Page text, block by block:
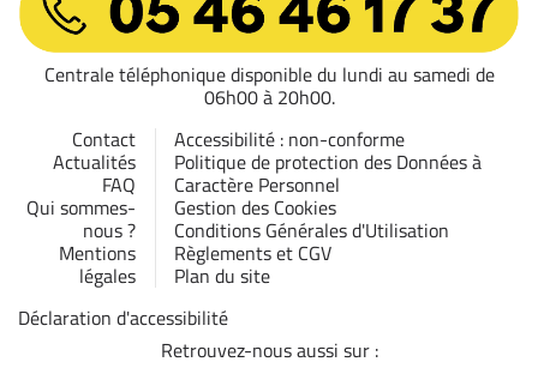
Centrale téléphonique disponible du lundi au samedi de
06h00 à 20h00.
Contact
Actualités
FAQ
Qui sommes-
nous ?
Mentions
légales
Accessibilité : non-conforme
Politique de protection des Données à
Caractère Personnel
Gestion des Cookies
Conditions Générales d'Utilisation
Règlements et CGV
Plan du site
Déclaration d'accessibilité
Retrouvez-nous aussi sur :